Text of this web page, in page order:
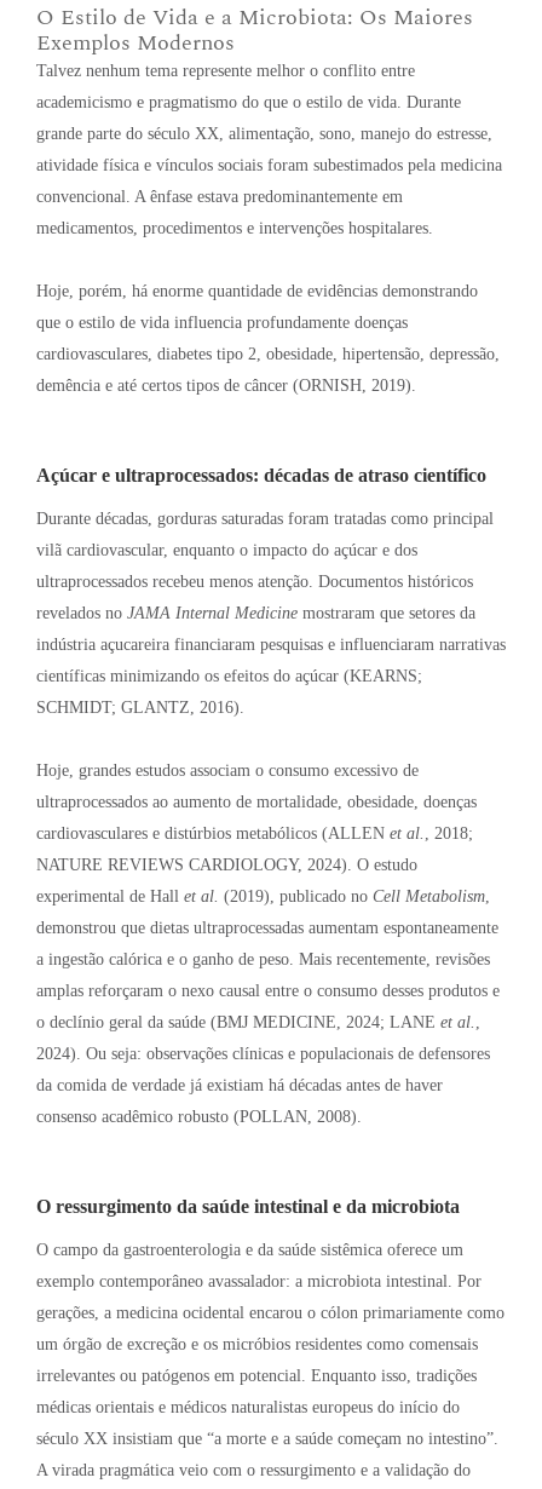
O Estilo de Vida e a Microbiota: Os Maiores
Exemplos Modernos
Talvez nenhum tema represente melhor o conflito entre
academicismo e pragmatismo do que o estilo de vida. Durante
grande parte do século XX, alimentação, sono, manejo do estresse,
atividade física e vínculos sociais foram subestimados pela medicina
convencional. A ênfase estava predominantemente em
medicamentos, procedimentos e intervenções hospitalares.
Hoje, porém, há enorme quantidade de evidências demonstrando
que o estilo de vida influencia profundamente doenças
cardiovasculares, diabetes tipo 2, obesidade, hipertensão, depressão,
demência e até certos tipos de câncer (ORNISH, 2019).
Açúcar e ultraprocessados: décadas de atraso científico
Durante décadas, gorduras saturadas foram tratadas como principal
vilã cardiovascular, enquanto o impacto do açúcar e dos
ultraprocessados recebeu menos atenção. Documentos históricos
revelados no JAMA Internal Medicine mostraram que setores da
indústria açucareira financiaram pesquisas e influenciaram narrativas
científicas minimizando os efeitos do açúcar (KEARNS;
SCHMIDT; GLANTZ, 2016).
Hoje, grandes estudos associam o consumo excessivo de
ultraprocessados ao aumento de mortalidade, obesidade, doenças
cardiovasculares e distúrbios metabólicos (ALLEN et al. , 2018;
NATURE REVIEWS CARDIOLOGY, 2024). O estudo
experimental de Hall et al. (2019), publicado no Cell Metabolism,
demonstrou que dietas ultraprocessadas aumentam espontaneamente
a ingestão calórica e o ganho de peso. Mais recentemente, revisões
amplas reforçaram o nexo causal entre o consumo desses produtos e
o declínio geral da saúde (BMJ MEDICINE, 2024; LANE et al. ,
2024). Ou seja: observações clínicas e populacionais de defensores
da comida de verdade já existiam há décadas antes de haver
consenso acadêmico robusto (POLLAN, 2008).
O ressurgimento da saúde intestinal e da microbiota
O campo da gastroenterologia e da saúde sistêmica oferece um
exemplo contemporâneo avassalador: a microbiota intestinal. Por
gerações, a medicina ocidental encarou o cólon primariamente como
um órgão de excreção e os micróbios residentes como comensais
irrelevantes ou patógenos em potencial. Enquanto isso, tradições
médicas orientais e médicos naturalistas europeus do início do
século XX insistiam que “a morte e a saúde começam no intestino”.
A virada pragmática veio com o ressurgimento e a validação do